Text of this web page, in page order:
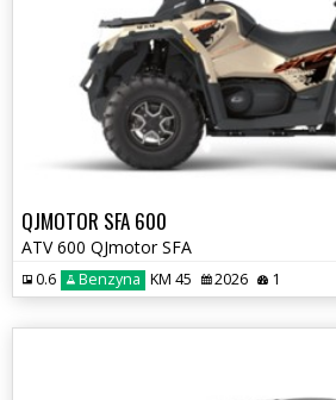
QJMOTOR SFA 600
ATV 600 QJmotor SFA
0.6 Benzyna KM 45 2026 1